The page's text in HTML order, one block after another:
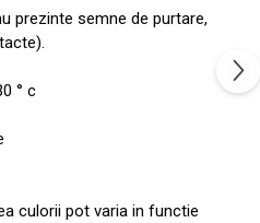
prezinte semne de purtare,
° c
culorii pot varia in functie